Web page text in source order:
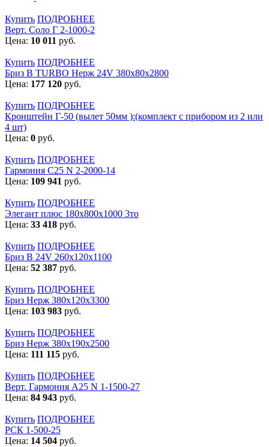
Купить ПОДРОБНЕЕ
Верт. Соло Г 2-1000-2
Цена: 10 011 руб.
Купить ПОДРОБНЕЕ
Бриз В TURBO Нерж 24V 380х80х2800
Цена: 177 120 руб.
Купить ПОДРОБНЕЕ
Кронштейн Г-50 (вылет 50мм ):(комплект с прибором из 2 или
4 шт)
Цена: 0 руб.
Купить ПОДРОБНЕЕ
Гармония С25 N 2-2000-14
Цена: 109 941 руб.
Купить ПОДРОБНЕЕ
Элегант плюс 180x800x1000 3то
Цена: 33 418 руб.
Купить ПОДРОБНЕЕ
Бриз В 24V 260x120x1100
Цена: 52 387 руб.
Купить ПОДРОБНЕЕ
Бриз Нерж 380х120х3300
Цена: 103 983 руб.
Купить ПОДРОБНЕЕ
Бриз Нерж 380х190х2500
Цена: 111 115 руб.
Купить ПОДРОБНЕЕ
Верт. Гармония А25 N 1-1500-27
Цена: 84 943 руб.
Купить ПОДРОБНЕЕ
РСК 1-500-25
Цена: 14 504 руб.